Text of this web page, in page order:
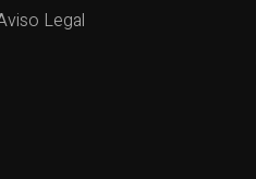
Legal